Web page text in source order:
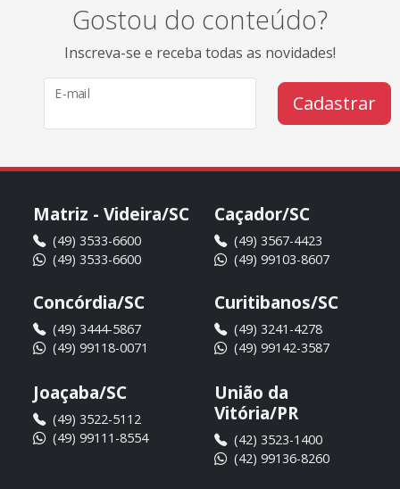
Gostou do conteúdo?
Inscreva-se e receba todas as novidades!
E-mail Cadastrar
Matriz - Videira/SC
(49) 3533-6600
(49) 3533-6600
Caçador/SC
(49) 3567-4423
(49) 99103-8607
Concórdia/SC
(49) 3444-5867
(49) 99118-0071
Curitibanos/SC
(49) 3241-4278
(49) 99142-3587
Joaçaba/SC
(49) 3522-5112
(49) 99111-8554
União da
Vitória/PR
(42) 3523-1400
(42) 99136-8260